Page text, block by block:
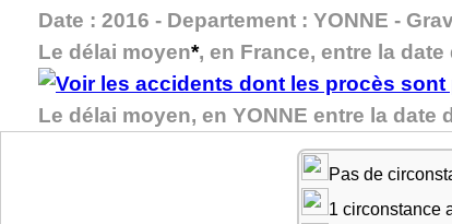
Date : 2016 - Departement : YONNE -
Le délai moyen*, en France, entre la
Le délai moyen, en YONNE entre la
Pas de
1 circonstance